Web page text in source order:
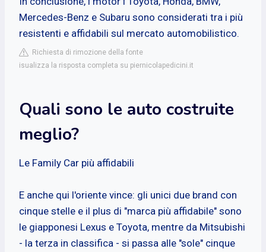
Mercedes-Benz e Subaru sono considerati tra i più
resistenti e affidabili sul mercato automobilistico.
Richiesta di rimozione della fonte
isualizza la risposta completa su piernicolapedicini.it
Quali sono le auto costruite
meglio?
Le Family Car più affidabili
E anche qui l'oriente vince: gli unici due brand con
cinque stelle e il plus di "marca più affidabile" sono
le giapponesi Lexus e Toyota, mentre da Mitsubishi
- la terza in classifica - si passa alle "sole" cinque